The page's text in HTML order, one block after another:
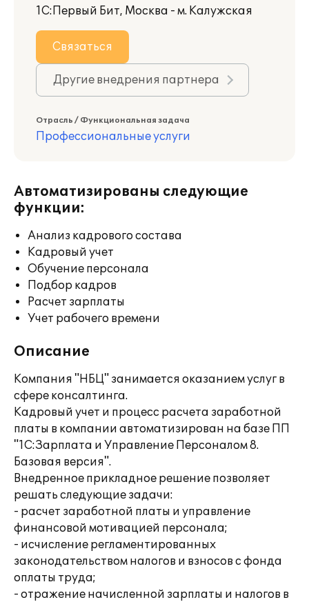
1С:Первый Бит, Москва - м. Калужская
Связаться
Другие внедрения партнера
Отрасль / Функциональная задача
Профессиональные услуги
Автоматизированы следующие
функции:
Анализ кадрового состава
Кадровый учет
Обучение персонала
Подбор кадров
Расчет зарплаты
Учет рабочего времени
Описание
Компания "НБЦ" занимается оказанием услуг в
сфере консалтинга.
Кадровый учет и процесс расчета заработной
платы в компании автоматизирован на базе ПП
"1С:Зарплата и Управление Персоналом 8.
Базовая версия".
Внедренное прикладное решение позволяет
решать следующие задачи:
- расчет заработной платы и управление
финансовой мотивацией персонала;
- исчисление регламентированных
законодательством налогов и взносов с фонда
оплаты труда;
- отражение начисленной зарплаты и налогов в